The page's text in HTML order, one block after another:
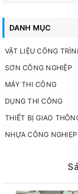
DANH MỤC
VẬT LIỆU CÔNG
SƠN CÔNG NGHIỆP
MÁY THI CÔNG
DỤNG THI CÔNG
THIẾT BỊ GIAO
NHỰA CÔNG NGHIẸP